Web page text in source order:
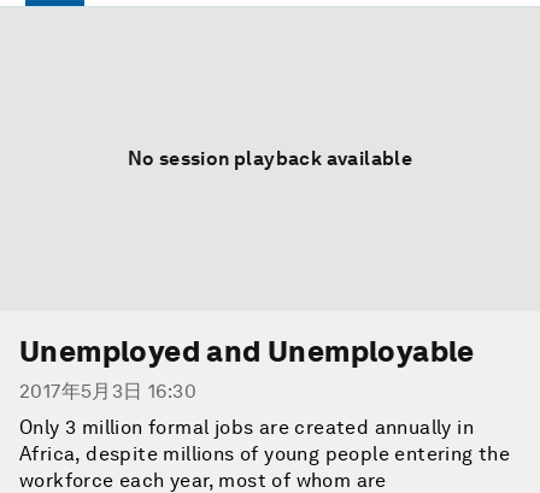
No session playback available
Unemployed and Unemployable
2017年5月3日 16:30
Only 3 million formal jobs are created annually in
Africa, despite millions of young people entering the
workforce each year, most of whom are